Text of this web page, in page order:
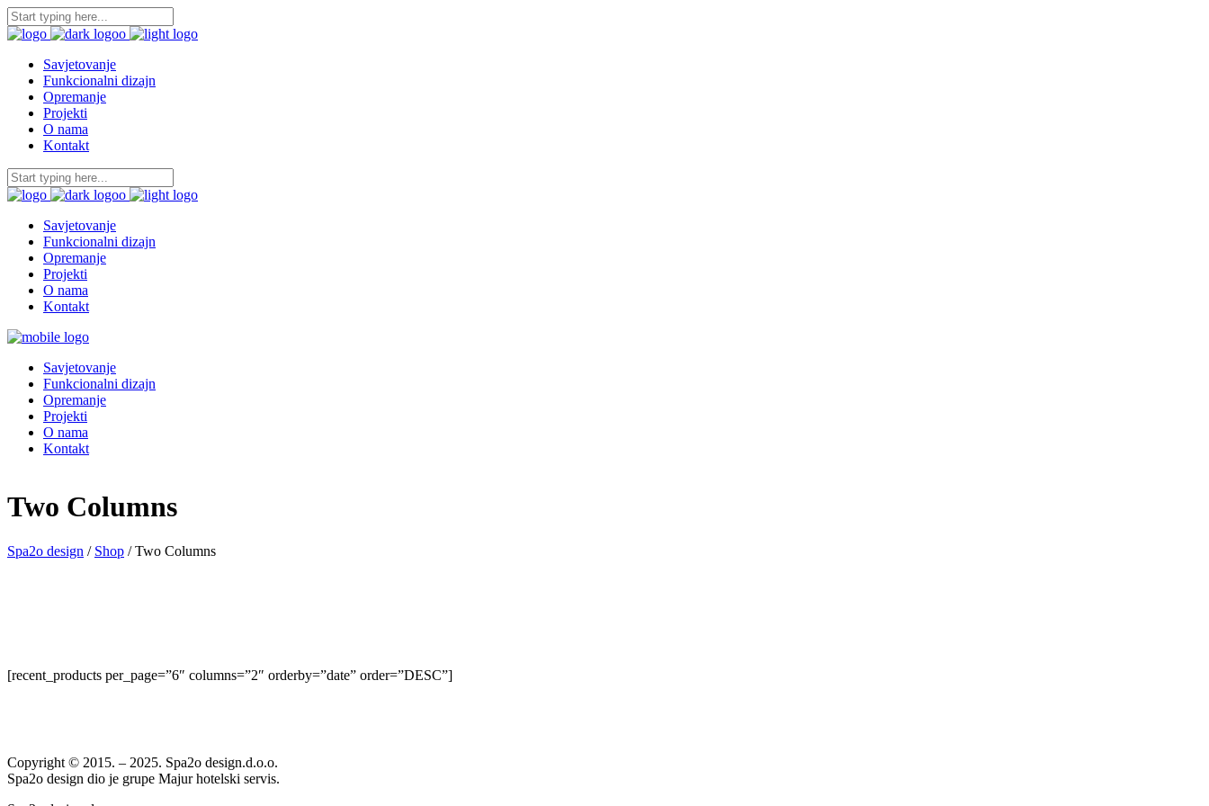
Savjetovanje
Funkcionalni dizajn
Opremanje
Projekti
O nama
Kontakt
Savjetovanje
Funkcionalni dizajn
Opremanje
Projekti
O nama
Kontakt
Savjetovanje
Funkcionalni dizajn
Opremanje
Projekti
O nama
Kontakt
Two Columns
Spa2o design / Shop /Two Columns
[recent_products per_page=”6″ columns=”2″ orderby=”date” order=”DESC”]
Copyright © 2015. – 2025. Spa2o design.d.o.o.
Spa2o design dio je grupe Majur hotelski servis.